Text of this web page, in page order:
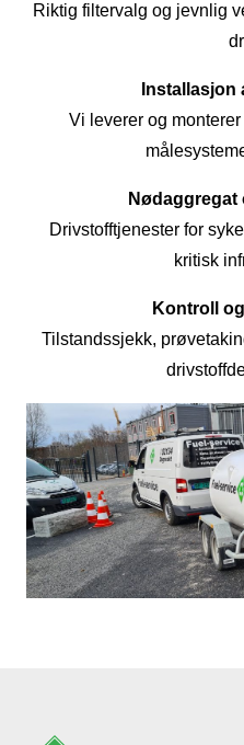
Riktig filtervalg og jevnlig
Vi leverer og
Drivstofftjenester for
kritisk
Kontroll
Tilstandssjekk,